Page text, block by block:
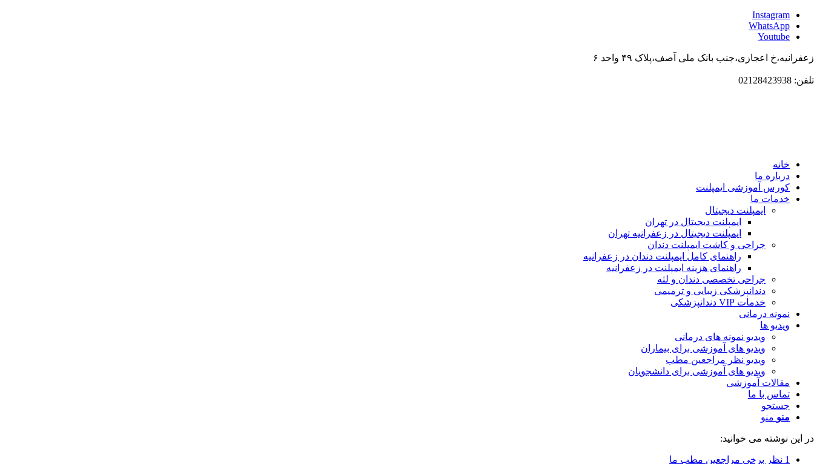
Instagram
WhatsApp
Youtube
زعفرانیه،خ اعجازی،جنب بانک ملی آصف،پلاک ۴۹ واحد ۶
تلفن: 02128423938
خانه
درباره ما
کورس آموزشی ایمپلنت
خدمات ما
ایمپلنت دیجیتال
ایمپلنت دیجیتال در تهران
ایمپلنت دیجیتال در زعفرانیه تهران
جراحی و کاشت ایمپلنت دندان
راهنمای کامل ایمپلنت دندان در زعفرانیه
راهنمای هزینه ایمپلنت در زعفرانیه
جراحی تخصصی دندان و لثه
دندانپزشکی زیبایی و ترمیمی
خدمات VIP دندانپزشکی
نمونه درمانی
ویدیو ها
ویدیو نمونه های درمانی
ویدیو های آموزشی برای بیماران
ویدیو نظر مراجعین مطب
ویدیو های آموزشی برای دانشجویان
مقالات آموزشی
تماس با ما
جستجو
منو منو
در این نوشته می خوانید:
1 نظر برخی مراجعین مطب ما